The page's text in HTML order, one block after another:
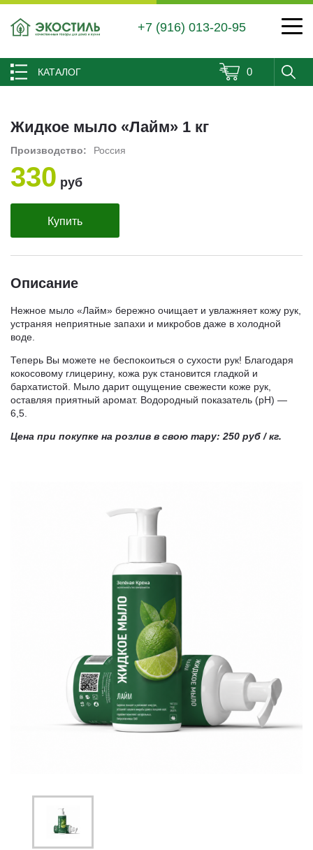
+7 (916) 013-20-95
КАТАЛОГ 0
Жидкое мыло «Лайм» 1 кг
Производство: Россия
330 руб
Купить
Описание
Нежное мыло «Лайм» бережно очищает и увлажняет кожу рук,
устраняя неприятные запахи и микробов даже в холодной
воде.
Теперь Вы можете не беспокоиться о сухости рук! Благодаря
кокосовому глицерину, кожа рук становится гладкой и
бархатистой. Мыло дарит ощущение свежести коже рук,
оставляя приятный аромат. Водородный показатель (pH) —
6,5.
Цена при покупке на розлив в свою тару: 250 руб / кг.